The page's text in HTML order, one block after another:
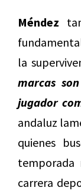
Méndez
la
marcas
jugador
andaluz
quienes
temporada
carrera